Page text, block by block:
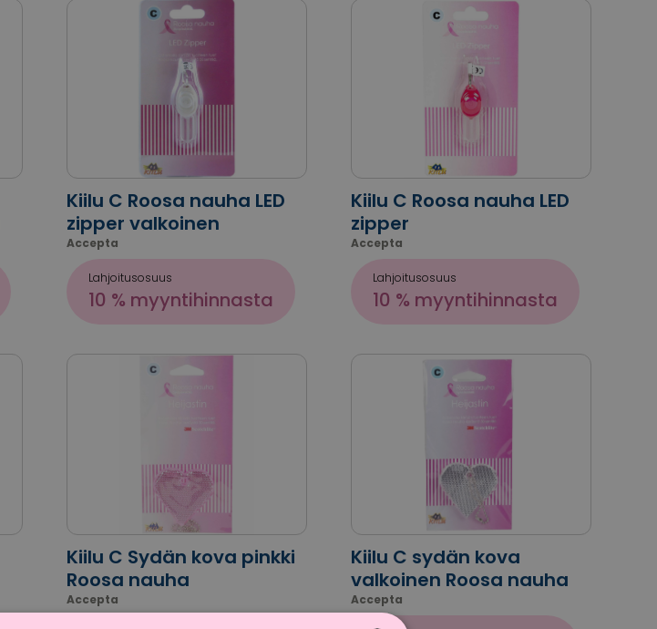
Kiilu C Roosa nauha LED
zipper valkoinen
Accepta
Lahjoitusosuus
10 % myyntihinnasta
Kiilu C Roosa nauha LED
zipper
Accepta
Lahjoitusosuus
10 % myyntihinnasta
Kiilu C Sydän kova pinkki
Roosa nauha
Accepta
Kiilu C sydän kova
valkoinen Roosa nauha
Accepta